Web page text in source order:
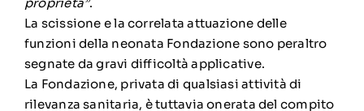
La scissione e la correlata attuazione delle
funzioni della neonata Fondazione sono peraltro
segnate da gravi difficoltà applicative.
La Fondazione, privata di qualsiasi attività di
rilevanza sanitaria, è tuttavia onerata del compito